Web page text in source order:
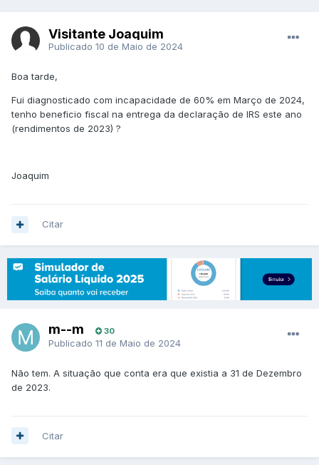
Visitante Joaquim
Publicado 10 de Maio de 2024
Boa tarde,
Fui diagnosticado com incapacidade de 60% em Março de 2024,
tenho beneficio fiscal na entrega da declaração de IRS este ano
(rendimentos de 2023) ?
Joaquim
Citar
m--m 30
Publicado 11 de Maio de 2024
Não tem. A situação que conta era que existia a 31 de Dezembro
de 2023.
Citar